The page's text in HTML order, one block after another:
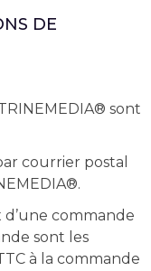
DE
sont
courrier postal
commande
sont les
à la commande